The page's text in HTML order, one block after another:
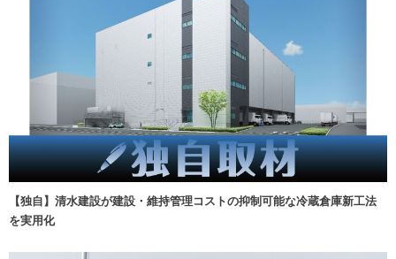
【独自】清水建設が建設・維持管理コストの抑制可能な冷蔵倉庫新工法
を実用化